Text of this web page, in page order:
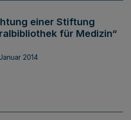
einer Stiftung
für Medizin“
2014